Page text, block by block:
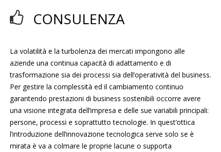
CONSULENZA
La volatilità e la turbolenza dei mercati impongono alle
aziende una continua capacità di adattamento e di
trasformazione sia dei processi sia dell’operatività del business.
Per gestire la complessità ed il cambiamento continuo
garantendo prestazioni di business sostenibili occorre avere
una visione integrata dell’impresa e delle sue variabili principali:
persone, processi e soprattutto tecnologie. In quest’ottica
l’introduzione dell’innovazione tecnologica serve solo se è
mirata è va a colmare le proprie lacune o supporta